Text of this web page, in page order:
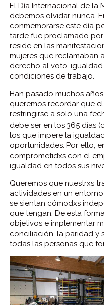
El Día Internacional de la
debemos olvidar nunca.
conmemorarse este día
tarde fue proclamado por
reside en las
mujeres que reclamaban
derecho al voto,
condiciones de trabajo.
Han pasado muchos
queremos recordar que
restringirse a solo una
debe ser en los 365 días
los que impere la
oportunidades. Por ello,
comprometidxs con el
igualdad en todos sus
Queremos que nuestrxs
actividades en un
se sientan cómodxs
que tengan. De esta
objetivos e implementar
conciliación, la paridad y
todas las personas que